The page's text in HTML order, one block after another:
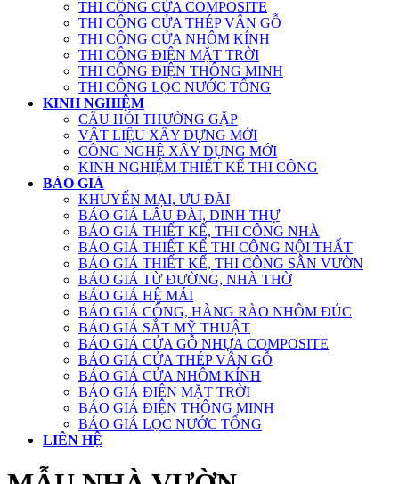
THI CÔNG CỬA COMPOSITE
THI CÔNG CỬA THÉP VÂN GỖ
THI CÔNG CỬA NHÔM KÍNH
THI CÔNG ĐIỆN MẶT TRỜI
THI CÔNG ĐIỆN THÔNG MINH
THI CÔNG LỌC NƯỚC TỔNG
KINH NGHIỆM
CÂU HỎI THƯỜNG GẶP
VẬT LIỆU XÂY DỰNG MỚI
CÔNG NGHỆ XÂY DỰNG MỚI
KINH NGHIỆM THIẾT KẾ THI CÔNG
BÁO GIÁ
KHUYẾN MẠI, ƯU ĐÃI
BÁO GIÁ LÂU ĐÀI, DINH THỰ
BÁO GIÁ THIẾT KẾ, THI CÔNG NHÀ
BÁO GIÁ THIẾT KẾ THI CÔNG NỘI THẤT
BÁO GIÁ THIẾT KẾ, THI CÔNG SÂN VƯỜN
BÁO GIÁ TỪ ĐƯỜNG, NHÀ THỜ
BÁO GIÁ HỆ MÁI
BÁO GIÁ CỔNG, HÀNG RÀO NHÔM ĐÚC
BÁO GIÁ SẮT MỸ THUẬT
BÁO GIÁ CỬA GỖ NHỰA COMPOSITE
BÁO GIÁ CỬA THÉP VÂN GỖ
BÁO GIÁ CỬA NHÔM KÍNH
BÁO GIÁ ĐIỆN MẶT TRỜI
BÁO GIÁ ĐIỆN THÔNG MINH
BÁO GIÁ LỌC NƯỚC TỔNG
LIÊN HỆ